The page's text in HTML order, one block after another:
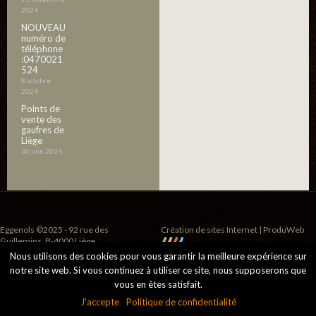
2024
NOUVEAU
numéro de
téléphone
:0470021
524
8 octobre
2024
Points de
vente des
gaufres de
Liège
30 juin 2024
Eggenols ©2025 - 92 rue des
Guillemins, B-4000 Liège
Création de sites Internet | ProduWeb
Nous utilisons des cookies pour vous garantir la meilleure expérience sur
notre site web. Si vous continuez à utiliser ce site, nous supposerons que
vous en êtes satisfait.
J'accepte
Politique de confidentialité